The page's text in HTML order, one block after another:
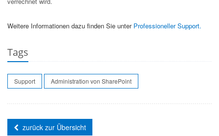
Weitere Informationen dazu finden Sie unter Professioneller Support.
Tags
Support Administration von SharePoint
zurück zur Übersicht